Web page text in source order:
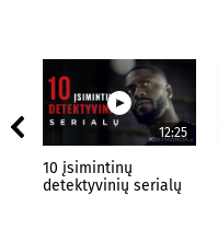
12:25
10 įsimintinų
detektyvinių serialų